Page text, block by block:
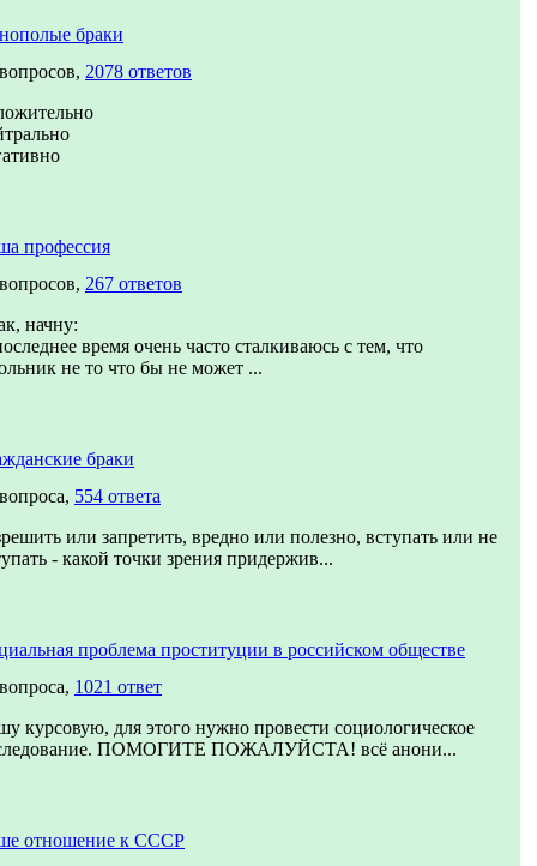
браки
2078 ответов
профессия
267 ответов
начну:
время очень часто сталкиваюсь с тем, что
не то что бы не может ...
браки
554 ответа
или запретить, вредно или полезно, вступать или не
- какой точки зрения придержив...
проблема проституции в российском обществе
1021 ответ
курсовую, для этого нужно провести социологическое
ПОМОГИТЕ ПОЖАЛУЙСТА! всё анони...
отношение к СССР